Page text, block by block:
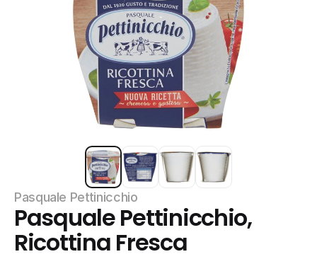
Pasquale Pettinicchio
Pasquale Pettinicchio,
Ricottina Fresca